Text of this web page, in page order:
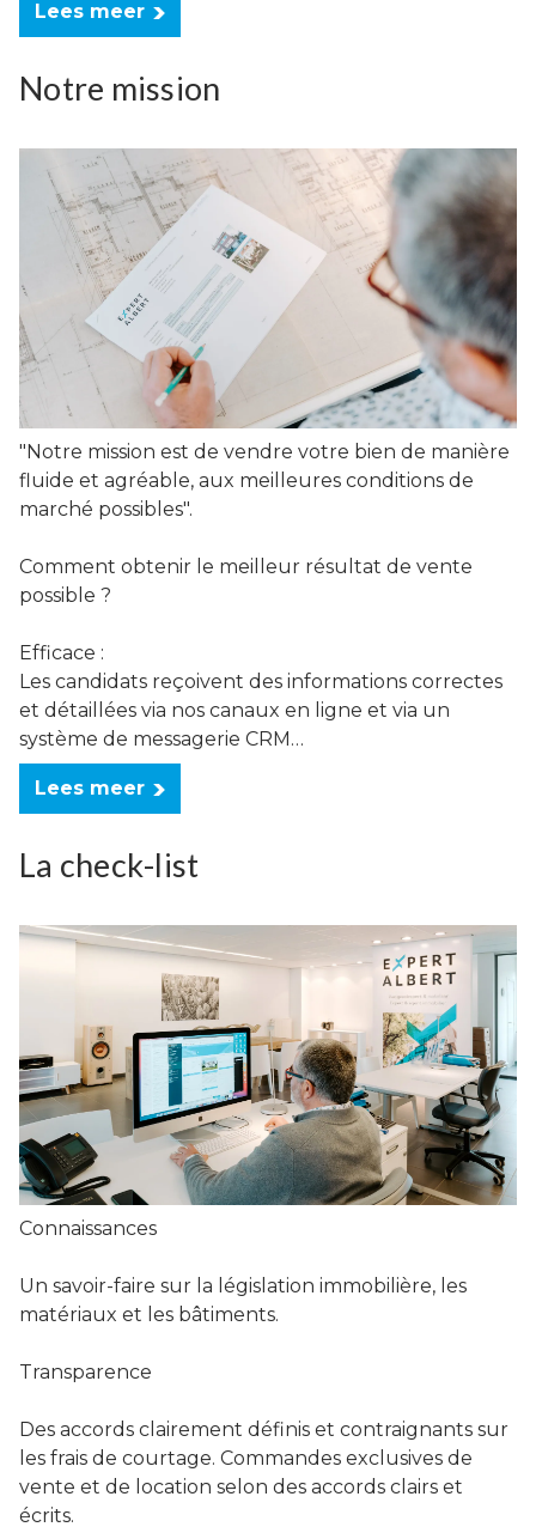
Lees meer
Notre mission
"Notre mission est de vendre votre bien de manière
fluide et agréable, aux meilleures conditions de
marché possibles".
Comment obtenir le meilleur résultat de vente
possible ?
Efficace :
Les candidats reçoivent des informations correctes
et détaillées via nos canaux en ligne et via un
système de messagerie CRM…
Lees meer
La check-list
Connaissances
Un savoir-faire sur la législation immobilière, les
matériaux et les bâtiments.
Transparence
Des accords clairement définis et contraignants sur
les frais de courtage. Commandes exclusives de
vente et de location selon des accords clairs et
écrits.